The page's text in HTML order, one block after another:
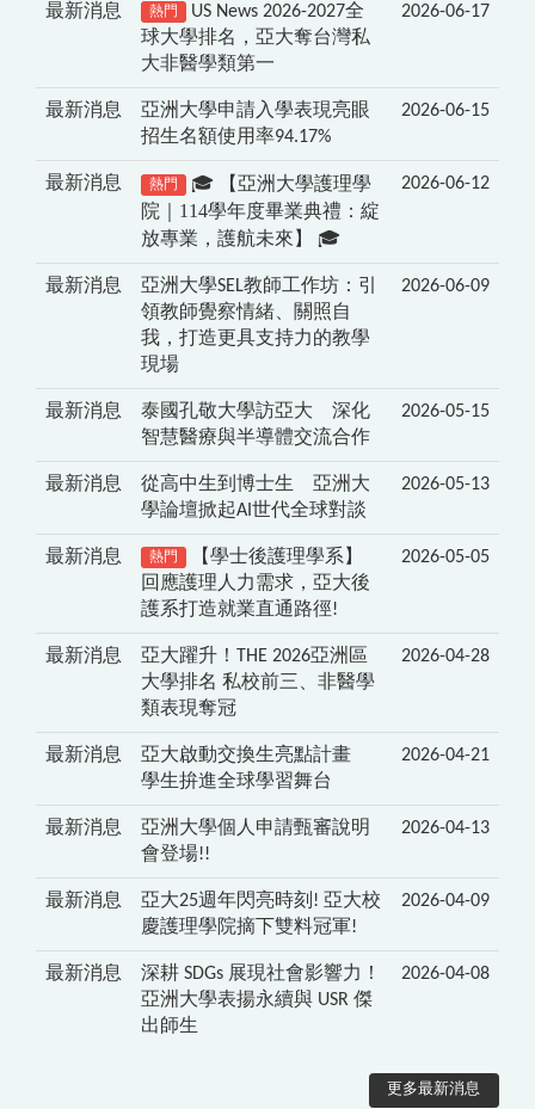
最新消息 熱門
US News 2026-2027全
球大學排名，亞大奪台灣私
大非醫學類第一
2026-06-17
最新消息
亞洲大學申請入學表現亮眼
招生名額使用率94.17%
2026-06-15
最新消息 熱門
🎓 【亞洲大學護理學
院｜114學年度畢業典禮：綻
放專業，護航未來】 🎓
2026-06-12
最新消息
亞洲大學SEL教師工作坊：引
領教師覺察情緒、關照自
我，打造更具支持力的教學
現場
2026-06-09
最新消息
泰國孔敬大學訪亞大 深化
智慧醫療與半導體交流合作
2026-05-15
最新消息
從高中生到博士生 亞洲大
學論壇掀起AI世代全球對談
2026-05-13
最新消息 熱門
【學士後護理學系】
回應護理人力需求，亞大後
護系打造就業直通路徑!
2026-05-05
最新消息
亞大躍升！THE 2026亞洲區
大學排名 私校前三、非醫學
類表現奪冠
2026-04-28
最新消息
亞大啟動交換生亮點計畫
學生拚進全球學習舞台
2026-04-21
最新消息
亞洲大學個人申請甄審說明
會登場!!
2026-04-13
最新消息
亞大25週年閃亮時刻! 亞大校
慶護理學院摘下雙料冠軍!
2026-04-09
最新消息
深耕 SDGs 展現社會影響力！
亞洲大學表揚永續與 USR 傑
出師生
2026-04-08
更多最新消息